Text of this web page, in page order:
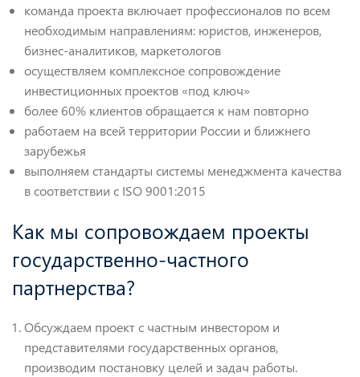
команда проекта включает профессионалов по всем
необходимым направлениям: юристов, инженеров,
бизнес-аналитиков, маркетологов
осуществляем комплексное сопровождение
инвестиционных проектов «под ключ»
более 60% клиентов обращается к нам повторно
работаем на всей территории России и ближнего
зарубежья
выполняем стандарты системы менеджмента качества
в соответствии с ISO 9001:2015
Как мы сопровождаем проекты
государственно-частного
партнерства?
Обсуждаем проект с частным инвестором и
представителями государственных органов,
производим постановку целей и задач работы.